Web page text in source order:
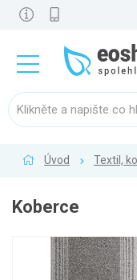
Úvod Textil,
Koberce